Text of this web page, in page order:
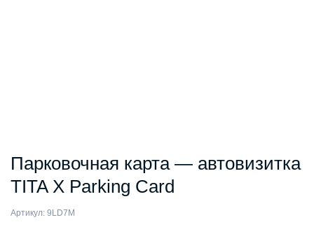
Парковочная карта — автовизитка
TITA X Parking Card
Артикул: 9LD7M